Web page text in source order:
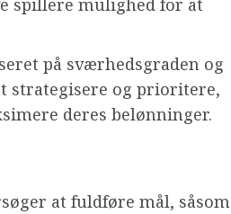
spillere mulighed for at
på sværhedsgraden og
strategisere og prioritere,
deres belønninger.
at fuldføre mål, såsom